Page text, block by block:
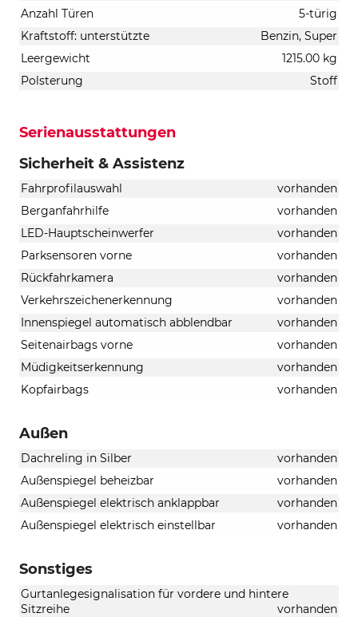
Anzahl Türen
5-türig
Kraftstoff: unterstützte
Benzin, Super
Leergewicht
1215.00 kg
Polsterung
Stoff
Serienausstattungen
Sicherheit & Assistenz
Fahrprofilauswahl
vorhanden
Berganfahrhilfe
vorhanden
LED-Hauptscheinwerfer
vorhanden
Parksensoren vorne
vorhanden
Rückfahrkamera
vorhanden
Verkehrszeichenerkennung
vorhanden
Innenspiegel automatisch abblendbar
vorhanden
Seitenairbags vorne
vorhanden
Müdigkeitserkennung
vorhanden
Kopfairbags
vorhanden
Außen
Dachreling in Silber
vorhanden
Außenspiegel beheizbar
vorhanden
Außenspiegel elektrisch anklappbar
vorhanden
Außenspiegel elektrisch einstellbar
vorhanden
Sonstiges
Gurtanlegesignalisation für vordere und hintere
Sitzreihe
vorhanden